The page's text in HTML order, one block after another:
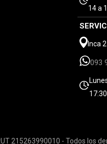
14 a
Inca
093
215263990010 - Todos los